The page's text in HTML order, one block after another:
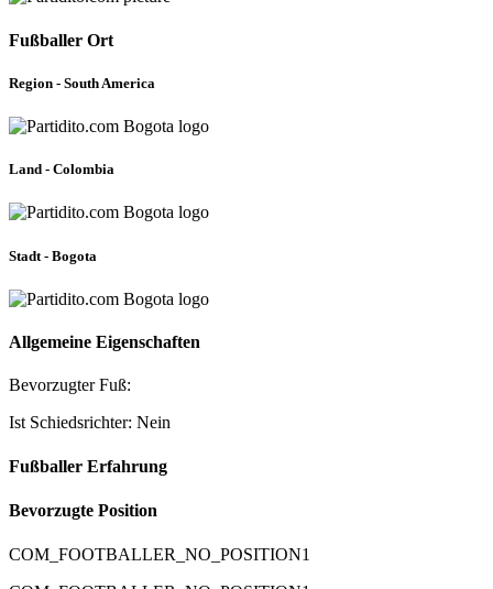
Fußballer Ort
Region - South America
Land - Colombia
Stadt - Bogota
Allgemeine Eigenschaften
Bevorzugter Fuß:
Ist Schiedsrichter: Nein
Fußballer Erfahrung
Bevorzugte Position
COM_FOOTBALLER_NO_POSITION1